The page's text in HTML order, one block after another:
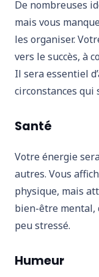
De nombreuses
mais vous
les organiser.
vers le succès, à
Il sera essentiel
circonstances qui
Santé
Votre énergie
autres. Vous
physique, mais
bien-être mental,
peu stressé.
Humeur